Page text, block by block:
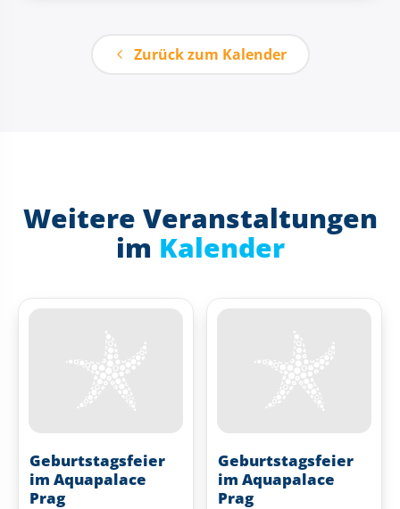
Zurück zum Kalender
Weitere Veranstaltungen
im Kalender
Geburtstagsfeier
im Aquapalace
Prag
Geburtstagsfeier
im Aquapalace
Prag